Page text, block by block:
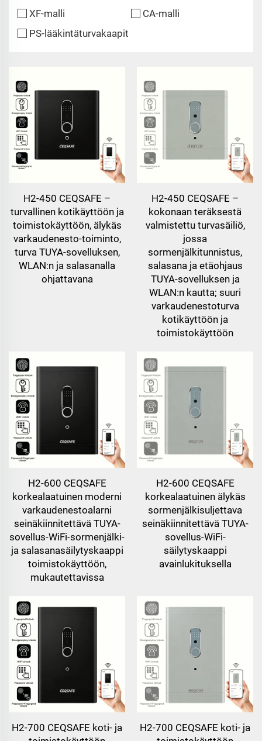
XF-malli
CA-malli
PS-lääkintäturvakaapit
H2-450 CEQSAFE –
turvallinen kotikäyttöön ja
toimistokäyttöön, älykäs
varkaudenesto-toiminto,
turva TUYA-sovelluksen,
WLAN:n ja salasanalla
ohjattavana
H2-450 CEQSAFE –
kokonaan teräksestä
valmistettu turvasäiliö,
jossa
sormenjälkitunnistus,
salasana ja etäohjaus
TUYA-sovelluksen ja
WLAN:n kautta; suuri
varkaudenestoturva
kotikäyttöön ja
toimistokäyttöön
H2-600 CEQSAFE
korkealaatuinen moderni
varkaudenestoalarni
seinäkiinnitettävä TUYA-
sovellus-WiFi-sormenjälki-
ja salasanasäilytyskaappi
toimistokäyttöön,
mukautettavissa
H2-600 CEQSAFE
korkealaatuinen älykäs
sormenjälkisuljettava
seinäkiinnitettävä TUYA-
sovellus-WiFi-
säilytyskaappi
avainlukituksella
H2-700 CEQSAFE koti- ja
H2-700 CEQSAFE koti- ja